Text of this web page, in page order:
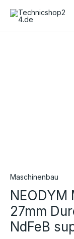
Inhalt
Maschinenbau
NEODYM
27mm
NdFeB